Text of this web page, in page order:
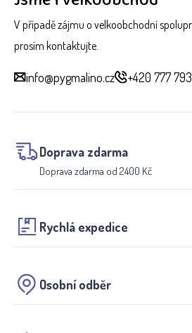
V případě zájmu o velkoobchodní
prosím kontaktujte.
info@pygmalino.cz +420 777
Doprava zdarma
Doprava zdarma od 2400 Kč
Rychlá expedice
Osobní odběr